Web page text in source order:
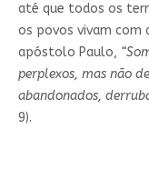
até que todos os
os povos vivam com
apóstolo Paulo,
perplexos, mas não
abandonados,
9).